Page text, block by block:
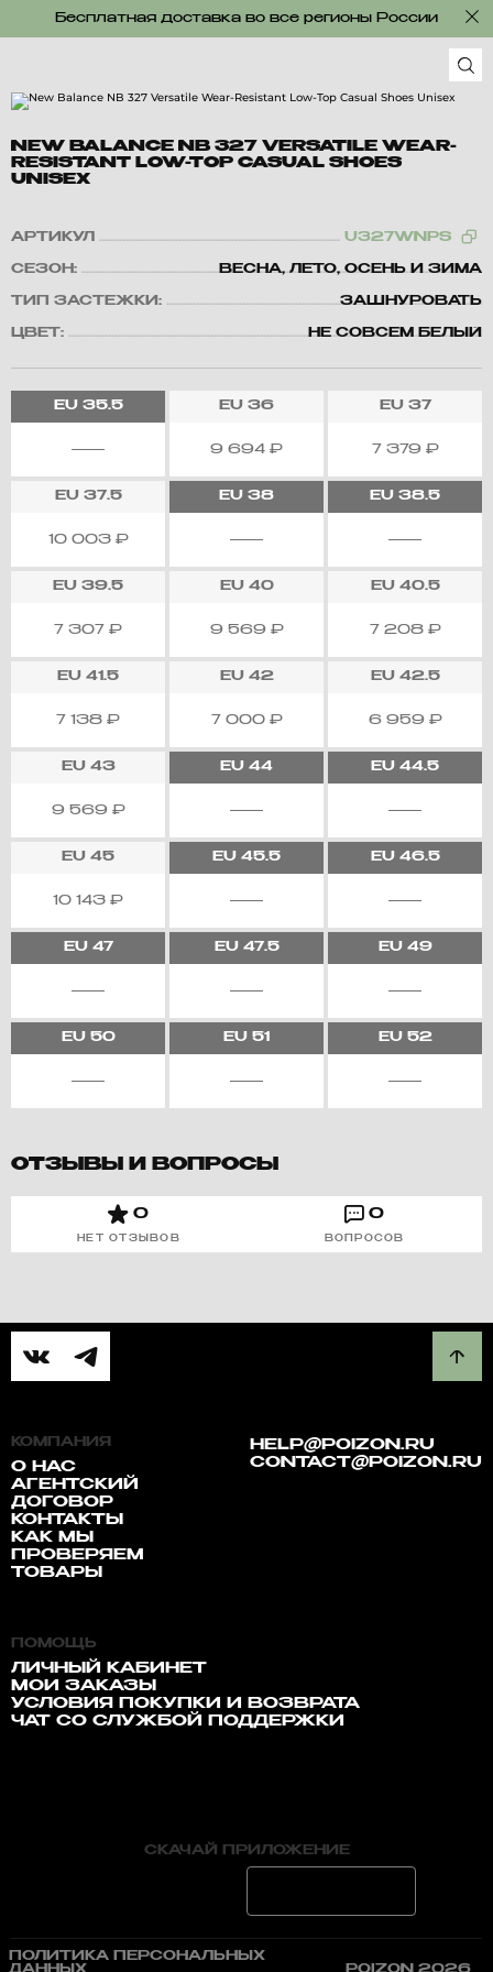
Бесплатная доставка во все регионы России
NEW BALANCE NB 327 VERSATILE WEAR-
RESISTANT LOW-TOP CASUAL SHOES
UNISEX
АРТИКУЛ U327WNPS
СЕЗОН: ВЕСНА, ЛЕТО, ОСЕНЬ И ЗИМА
ТИП ЗАСТЕЖКИ: ЗАШНУРОВАТЬ
ЦВЕТ: НЕ СОВСЕМ БЕЛЫЙ
EU35.5 EU 36
9 694 ₽
EU37
7 379 ₽
EU37.5
10 003 ₽
EU 38 EU 38.5
EU 39.5
7 307 ₽
EU40
9 569 ₽
EU40.5
7 208 ₽
EU 41.5
7 138 ₽
EU42
7 000 ₽
EU42.5
6 959 ₽
EU43
9 569 ₽
EU 44 EU 44.5
EU 45
10 143 ₽
EU 45.5 EU46.5
EU47 EU47.5 EU49
EU50 EU 51 EU52
ОТЗЫВЫ И ВОПРОСЫ
0
НЕТ ОТЗЫВОВ
0
ВОПРОСОВ
КОМПАНИЯ
О НАС
АГЕНТСКИЙ
ДОГОВОР
КОНТАКТЫ
КАК МЫ
ПРОВЕРЯЕМ
ТОВАРЫ
HELP@POIZON.RU
CONTACT@POIZON.RU
ПОМОЩЬ
ЛИЧНЫЙ КАБИНЕТ
МОИ ЗАКАЗЫ
УСЛОВИЯ ПОКУПКИ И ВОЗВРАТА
ЧАТ СО СЛУЖБОЙ ПОДДЕРЖКИ
СКАЧАЙ ПРИЛОЖЕНИЕ
ПОЛИТИКА ПЕРСОНАЛЬНЫХ